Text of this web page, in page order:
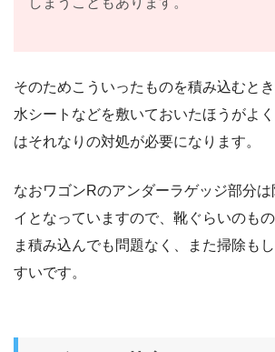
そのためこういったものを積み込むと
水シートなどを敷いておいたほうがよ
はそれなりの対処が必要になります。
なおワゴンRのアンダーラゲッジ部分
イとなっていますので、靴ぐらいのも
ま積み込んでも問題なく、また掃除も
すいです。